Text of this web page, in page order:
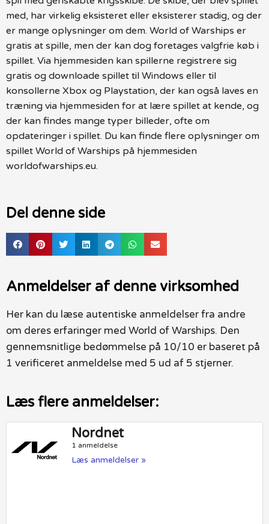
med, har virkelig eksisteret eller eksisterer stadig, og der
er mange oplysninger om dem. World of Warships er
gratis at spille, men der kan dog foretages valgfrie køb i
spillet. Via hjemmesiden kan spillerne registrere sig
gratis og downloade spillet til Windows eller til
konsollerne Xbox og Playstation, der kan også laves en
træning via hjemmesiden for at lære spillet at kende, og
der kan findes mange typer billeder, ofte om
opdateringer i spillet. Du kan finde flere oplysninger om
spillet World of Warships på hjemmesiden
worldofwarships.eu.
Del denne side
Anmeldelser af denne virksomhed
Her kan du læse autentiske anmeldelser fra andre
om deres erfaringer med World of Warships. Den
gennemsnitlige bedømmelse på 10/10 er baseret på
1 verificeret anmeldelse med 5 ud af 5 stjerner.
Læs flere anmeldelser:
Nordnet
1 anmeldelse
Læs anmeldelser »